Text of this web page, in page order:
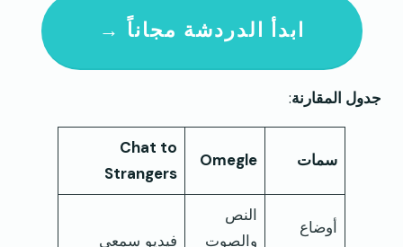
ابدأ الدردشة مجاناً →
جدول المقارنة:
سمات Omegle
Chat to
Strangers
أوضاع
النص
والصوت
فيديو سمعي